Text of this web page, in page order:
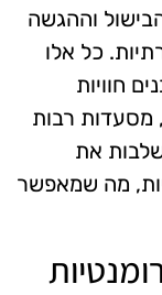
וההגשה
כל אלו
חוויות
מסעדות רבות
את
מה שמאפשר